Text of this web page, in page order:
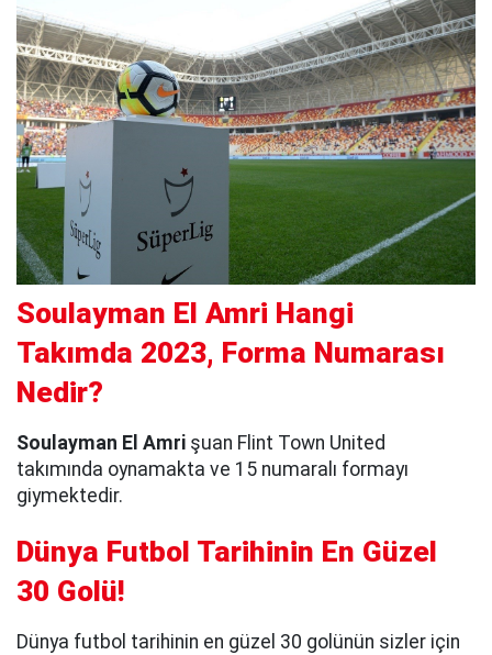
Soulayman El Amri Hangi
Takımda 2023, Forma Numarası
Nedir?
Soulayman El Amri şuan Flint Town United
takımında oynamakta ve 15 numaralı formayı
giymektedir.
Dünya Futbol Tarihinin En Güzel
30 Golü!
Dünya futbol tarihinin en güzel 30 golünün sizler için